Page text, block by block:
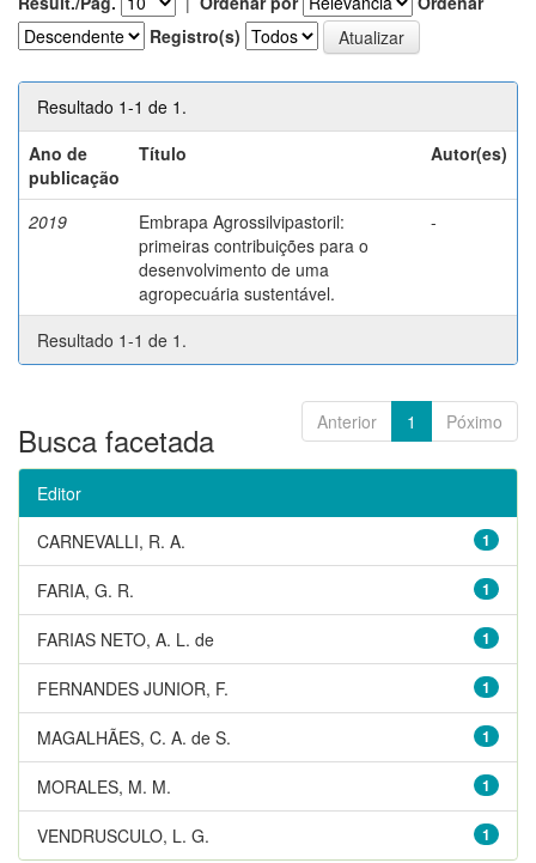
Registro(s)
Resultado 1-1 de 1.
Ano de
publicação
Título Autor(es)
2019
Embrapa Agrossilvipastoril:
primeiras contribuições para o
desenvolvimento de uma
agropecuária sustentável.
-
Resultado 1-1 de 1.
Anterior 1 Póximo
Busca facetada
Editor
1
CARNEVALLI, R. A.
1
FARIA, G. R.
1
FARIAS NETO, A. L. de
1
FERNANDES JUNIOR, F.
1
MAGALHÃES, C. A. de S.
1
MORALES, M. M.
1
VENDRUSCULO, L. G.